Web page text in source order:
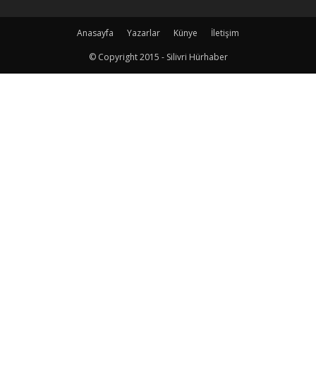
Anasayfa Yazarlar Künye
İletişim
© Copyright 2015 - Silivri Hürhaber